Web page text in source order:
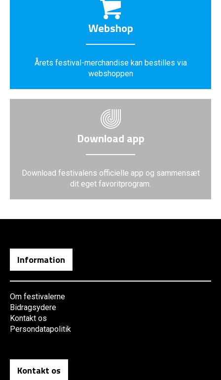
Webshop
Årets festival-merchandise kan bestilles via
webshoppen
Download app
Download festivalens officielle app og sammensæt
dit eget favoritprogram.
Information
Om festivalerne
Bidragsydere
Kontakt os
Persondatapolitik
Kontakt os